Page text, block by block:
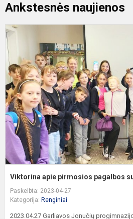
Ankstesnės naujienos
Viktorina apie pirmosios pagalbos
Paskelbta: 2023-04-27
Kategorija: Renginiai
2023.04.27 Garliavos Jonučių